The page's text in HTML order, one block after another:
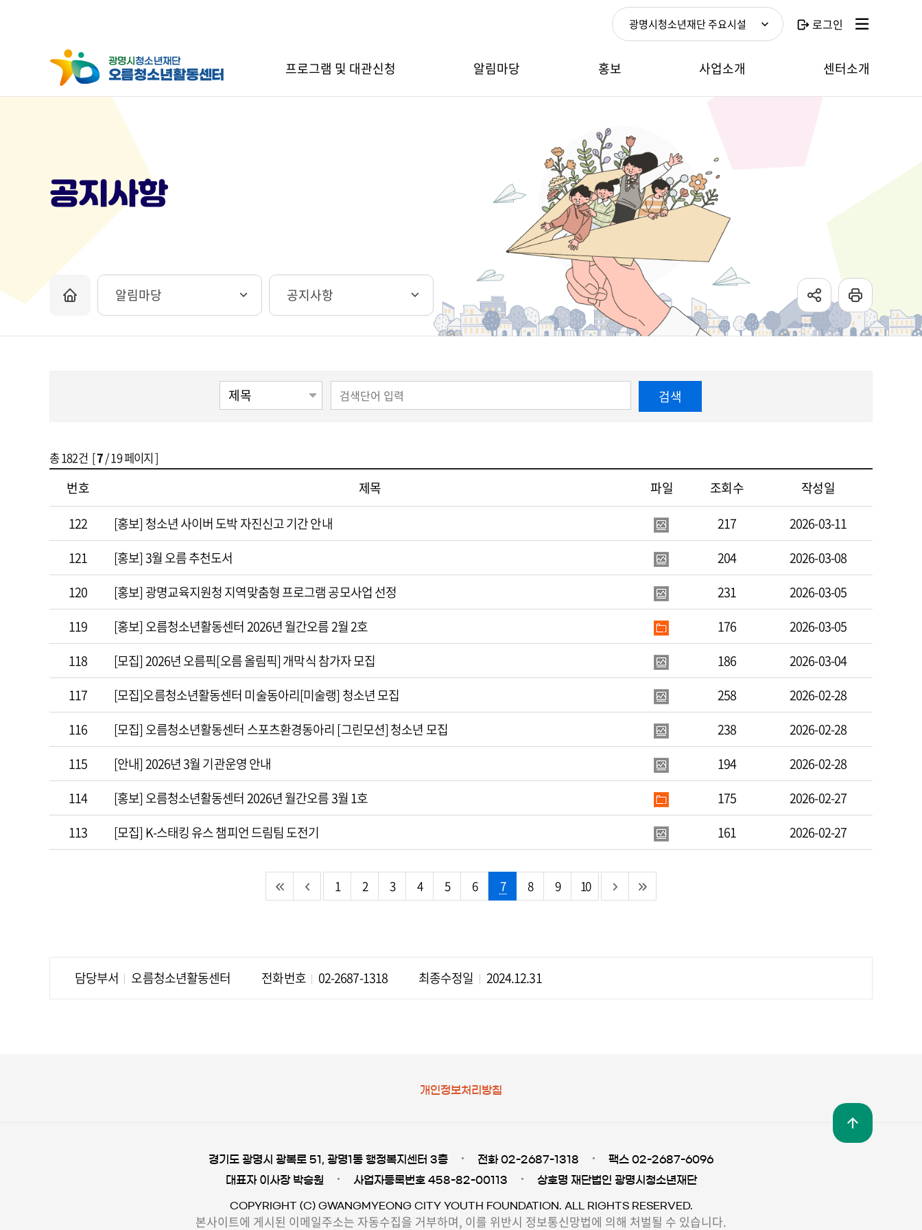
프로그램 및 대관신청 알림마당 홍보 사업소개 센터소개
광명시청소년재단 주요시설 로그인
공지사항
알림마당 공지사항
검색
총182건 [7/ 19 페이지 ]
번호 제목 파일 조회수
작성일
122
[홍보] 청소년 사이버 도박 자진신고 기간 안내 217
2026-03-11
121
[홍보] 3월 오름 추천도서 204
2026-03-08
120
[홍보] 광명교육지원청 지역맞춤형 프로그램 공모사업 선정 231
2026-03-05
119
[홍보] 오름청소년활동센터 2026년 월간오름 2월 2호 176
2026-03-05
118
[모집] 2026년 오름픽[오름 올림픽] 개막식 참가자 모집 186
2026-03-04
117
[모집]오름청소년활동센터 미술동아리[미술랭] 청소년 모집 258
2026-02-28
116
[모집] 오름청소년활동센터 스포츠환경동아리 [그린모션] 청소년 모집 238
2026-02-28
115
[안내] 2026년 3월 기관운영 안내 194
2026-02-28
114
[홍보] 오름청소년활동센터 2026년 월간오름 3월 1호 175
2026-02-27
113
[모집] K-스태킹 유스 챔피언 드림팀 도전기 161 2026-02-27
1 2 3 4 5 6 7 8 9 10
담당부서 오름청소년활동센터 전화번호 02-2687-1318 최종수정일 2024.12.31
개인정보처리방침
경기도 광명시 광복로 51, 광명1동 행정복지센터 3층 전화 02-2687-1318
팩스 02-2687-6096
대표자 이사장 박승원
사업자등록번호 458-82-00113 상호명 재단법인 광명시청소년재단
COPYRIGHT (C) GWANGMYEONG CITY YOUTH FOUNDATION. ALL RIGHTS RESERVED.
본사이트에 게시된 이메일주소는 자동수집을 거부하며, 이를 위반시 정보통신망법에 의해 처벌될 수 있습니다.